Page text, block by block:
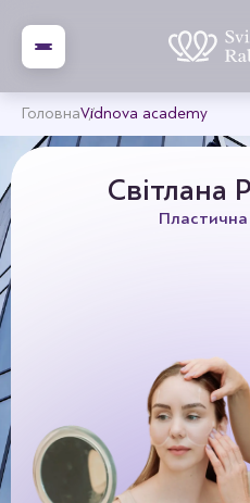
ГоловнаVidnova academy
Світлана
Пластична